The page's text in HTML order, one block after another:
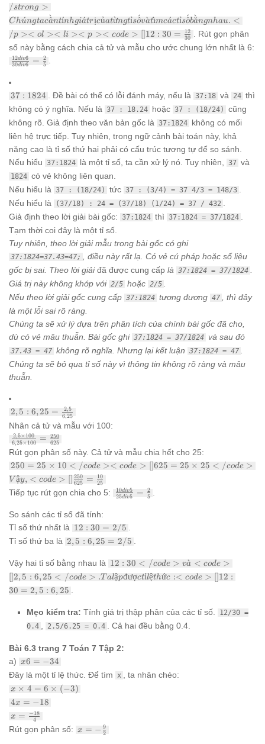
{0,25 \times
100} =
\frac{-2500}
{25} = -100
dụng máy tính
bỏ túi để kiểm
tra kết quả
sau khi đổi về
<strong>Bài
6.2 trang 7
Toán 7 Tập 2:
</strong>
Chúng ta cần
tính giá trị
của từng tỉ số
và tìm các tỉ
số bằng nhau.
</p> <ol>
<li> <p>
<code>[]12 :
30 =
\frac{12}
{30}
/strong >
Chu
ˊngtaca
^
ˋntı
ˊnhgia
ˊtrịcủatừngtỉso
^
ˊva
ˋtı
ˋmca
ˊctỉso
^
ˊba
˘
ˋngnhau. <
/p >< ol >< li >< p >< code > []12 : 30 = 30
12 . Rút gọn phân
số này bằng cách chia cả tử và mẫu cho ước chung lớn nhất là 6:
\frac{12
div 6}
\frac{2}
{5}
30div6
12div6 = 5
2 .
37:1824
37 : 1824 . Đề bài có thể có lỗi đánh máy, nếu là 37:18 và 24 thì
không có ý nghĩa. Nếu là 37 : 18.24 hoặc 37 : (18/24)
cũng
không rõ. Giả định theo văn bản gốc là 37:1824 không có mối
liên hệ trực tiếp. Tuy nhiên, trong ngữ cảnh bài toán này, khả
năng cao là tỉ số thứ hai phải có cấu trúc tương tự để so sánh.
Nếu hiểu 37:1824 là một tỉ số, ta cần xử lý nó. Tuy nhiên, 37 và
1824 có vẻ không liên quan.
Nếu hiểu là 37 : (18/24) tức 37 : (3/4) = 37 4/3 = 148/3 .
Nếu hiểu là
(37/18) : 24 = (37/18) (1/24) = 37 / 432 .
Giả định theo lời giải bài gốc: 37:1824 thì 37:1824 = 37/1824 .
Tạm thời coi đây là một tỉ số.
Tuy nhiên, theo lời giải mẫu trong bài gốc có ghi
37:1824=37.43=47; , điều này rất lạ. Có vẻ cú pháp hoặc số liệu
gốc bị sai. Theo lời giảiđã được cung cấp là 37:1824 = 37/1824 .
Giá trị này không khớp với 2/5 hoặc 2/5 .
Nếu theo lời giải gốc cung cấp 37:1824 tương đương 47 , thì đây
là một lỗi sai rõ ràng.
Chúng ta sẽ xử lý dựa trên phân tích của chính bài gốc đã cho,
dù có vẻ mâu thuẫn. Bài gốc ghi 37:1824 = 37/1824 và sau đó
37.43 = 47 không rõ nghĩa. Nhưng lại kết luận 37:1824 = 47 .
Chúng ta sẽ bỏ qua tỉ số này vì thông tin không rõ ràng và mâu
thuẫn.
2,5 : 6,25
=
\frac{2,5}
{6,25}
2, 5 : 6,25 = 6,25
2,5
Nhân cả tử và mẫu với 100:
\frac{2,5
\times
100}{6,25
\times
100} =
\frac{250}
{625}
6,25×100
2,5×100 = 625
250
Rút gọn phân số này. Cả tử và mẫu chia hết cho 25:
250 = 25
\times
10</code>
<code>
\times
25</code>
<code>
{625} =
\frac{10}
{25}
250 = 25 × 10 < /code >< code > []625 = 25 × 25 < /code >
V ậy, < code > [] 625
250 = 25
10
Tiếp tục rút gọn chia cho 5:
\frac{10
div 5}
\frac{2}
{5}
25div5
10div5 = 5
2
So sánh các tỉ số đã tính:
Tỉ số thứ nhất là 12 :
30
=
12 : 30 = 2/5
Tỉ số thứ ba là 2,5 :
=
2/5
2, 5 : 6,25 = 2/5
Vậy hai tỉ số bằng nhau là 12 :
30</code>
và <code>
Ta lập được tỉ
lệ thức:
<code>[]12 :
6,25
12 : 30 < /code > va
ˋ < code >
[]2, 5 : 6,25 < /code > .T alậpđượctỉlệthức :< code > []12 :
30 = 2, 5 : 6, 25
Mẹo kiểm tra: Tính giá trị thập phân của các tỉ số.
12/30 =
0.4
2.5/6.25 = 0.4 . Cả hai đều bằng 0.4.
Bài 6.3 trang 7 Toán 7 Tập 2:
a) x6
=
-34
x6 = −34
Đây là một tỉ lệ thức. Để tìm x , ta nhân chéo:
x
\times
4 = 6
\times
(-3)
x × 4 = 6 × (−3)
4x
-18
4x = −18
x =
\frac{-18}
{4}
x = 4
−18
Rút gọn phân số: x = -
\frac{9}
x = − 2
9